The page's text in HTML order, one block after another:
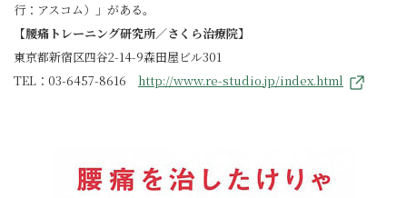
行：アスコム）」がある。
【腰痛トレーニング研究所／さくら治療院】
東京都新宿区四谷2-14-9森田屋ビル301
TEL：03-6457-8616 http://www.re-studio.jp/index.html